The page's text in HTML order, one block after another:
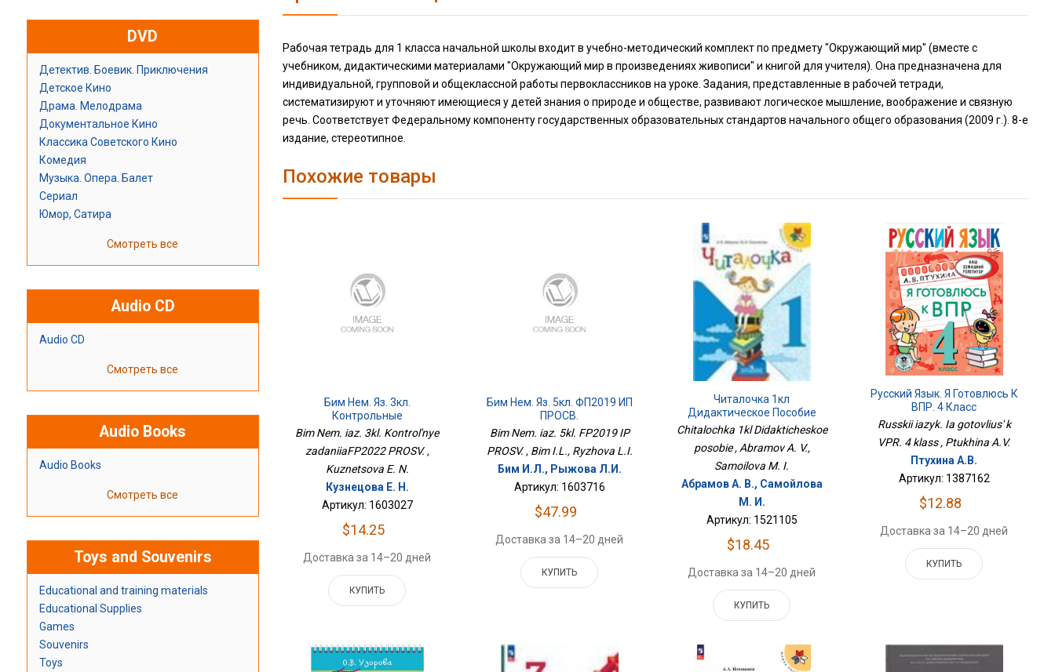
DVD
Детектив. Боевик. Приключения
Детское Кино
Драма. Мелодрама
Документальное Кино
Классика Советского Кино
Комедия
Музыка. Опера. Балет
Сериал
Юмор, Сатира
Смотреть все
Audio CD
Audio CD
Смотреть все
Audio Books
Audio Books
Смотреть все
Toys and Souvenirs
Educational and training materials
Educational Supplies
Games
Souvenirs
Toys
Рабочая тетрадь для 1 класса начальной школы входит в учебно-методический комплект по предмету "Окружающий мир" (вместе с
учебником, дидактическими материалами "Окружающий мир в произведениях живописи" и книгой для учителя). Она предназначена для
индивидуальной, групповой и общеклассной работы первоклассников на уроке. Задания, представленные в рабочей тетради,
систематизируют и уточняют имеющиеся у детей знания о природе и обществе, развивают логическое мышление, воображение и связную
речь. Соответствует Федеральному компоненту государственных образовательных стандартов начального общего образования (2009 г.). 8-е
издание, стереотипное.
Похожие товары
Бим Нем. Яз. 3кл.
Контрольные
ЗаданияФП2022 ПРОСВ.
Bim Nem. iaz. 3kl. Kontrol'nye
zadaniiaFP2022 PROSV. ,
Kuznetsova E. N.
Кузнецова Е. Н.
Артикул: 1603027
$14.25
Доставка за 14–20 дней
КУПИТЬ
Бим Нем. Яз. 5кл. ФП2019 ИП
ПРОСВ.
Bim Nem. iaz. 5kl. FP2019 IP
PROSV. , Bim I.L., Ryzhova L.I.
Бим И.Л., Рыжова Л.И.
Артикул: 1603716
$47.99
Доставка за 14–20 дней
КУПИТЬ
Читалочка 1кл
Дидактическое Пособие
Chitalochka 1kl Didakticheskoe
posobie , Abramov A. V.,
Samoilova M. I.
Абрамов А. В., Самойлова
М. И.
Артикул: 1521105
$18.45
Доставка за 14–20 дней
КУПИТЬ
Русский Язык. Я Готовлюсь К
ВПР. 4 Класс
Russkii iazyk. Ia gotovlius' k
VPR. 4 klass , Ptukhina A.V.
Птухина А.В.
Артикул: 1387162
$12.88
Доставка за 14–20 дней
КУПИТЬ